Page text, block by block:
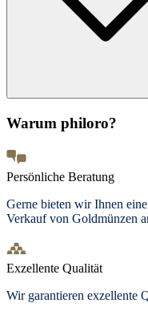
Warum philoro?
Persönliche Beratung
Gerne bieten wir Ihnen
Verkauf von Goldmünzen
Exzellente Qualität
Wir garantieren exzellente